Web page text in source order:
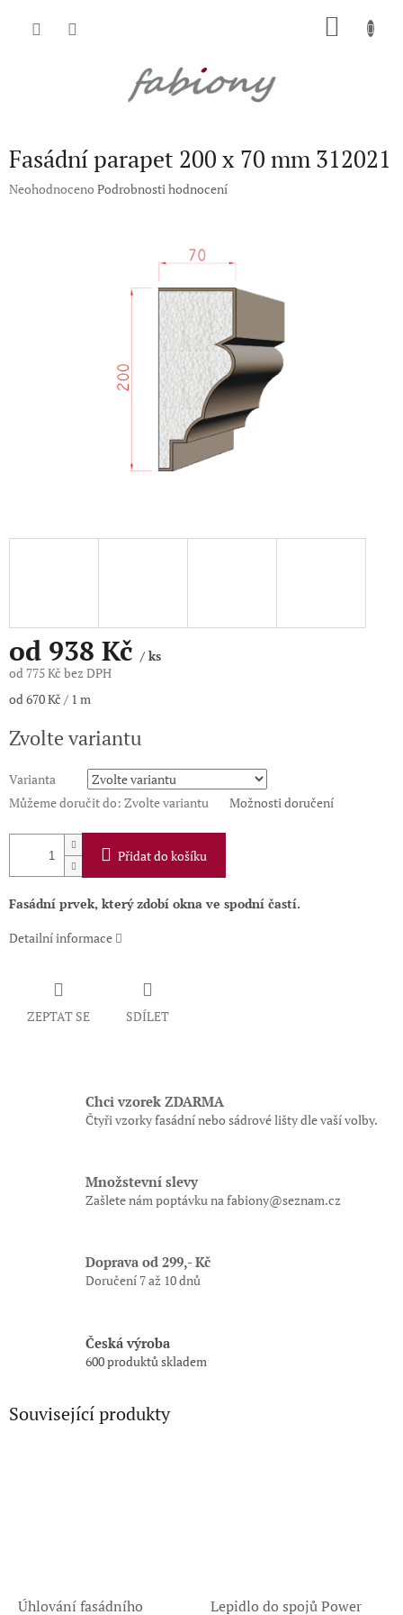
Fasádní parapet 200 x 70 mm 312021
Průměrné
Neohodnoceno Podrobnosti hodnocení
od 938 Kč / ks
od 775 Kč bez DPH
Měrná
od 670 Kč / 1 m
Zvolte variantu
Varianta
Můžeme doručit do: Zvolte variantu Možnosti doručení
Přidat do košíku
Fasádní prvek, který zdobí okna ve spodní častí.
Detailní informace
ZEPTAT SE SDÍLET
Chci vzorek ZDARMA
Čtyři vzorky fasádní nebo sádrové lišty dle vaší volby.
Množstevní slevy
Zašlete nám poptávku na fabiony@seznam.cz
Doprava od 299,- Kč
Doručení 7 až 10 dnů
Česká výroba
600 produktů skladem
Související produkty
Úhlování fasádního Lepidlo do spojů Power